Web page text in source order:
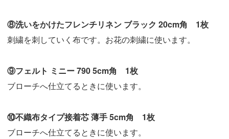
⑧洗いをかけたフレンチリネン ブラック 20cm角 1枚
刺繍を刺していく布です。お花の刺繍に使います。
⑨フェルト ミニー 790 5cm角 1枚
ブローチへ仕立てるときに使います。
⑩不織布タイプ接着芯 薄手 5cm角 1枚
ブローチへ仕立てるときに使います。